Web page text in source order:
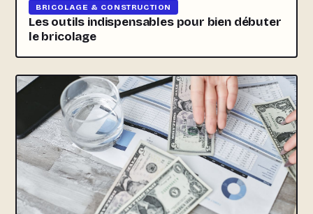
BRICOLAGE & CONSTRUCTION
Les outils indispensables pour bien débuter
le bricolage